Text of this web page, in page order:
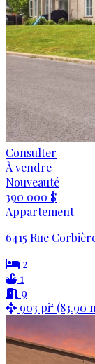
Consulter
À vendre
Nouveauté
390 000 $
Appartement
6415 Rue
2
1
9
903 pi² (83.90